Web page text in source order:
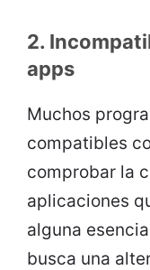
2.
apps
Muchos
compatibles
comprobar la
aplicaciones
alguna
busca una